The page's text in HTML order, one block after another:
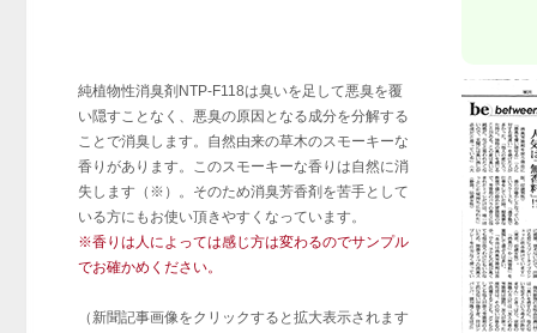
純植物性消臭剤NTP-F118は臭いを足して悪臭を覆
い隠すことなく、悪臭の原因となる成分を分解する
ことで消臭します。自然由来の草木のスモーキーな
香りがあります。このスモーキーな香りは自然に消
失します（※）。そのため消臭芳香剤を苦手として
いる方にもお使い頂きやすくなっています。
※香りは人によっては感じ方は変わるのでサンプル
でお確かめください。
（新聞記事画像をクリックすると拡大表示されます